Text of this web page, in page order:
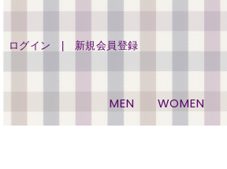
ログイン 新規会員登録
MEN WOMEN